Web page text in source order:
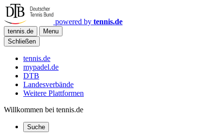
powered by tennis.de
tennis.de
Menu
Schließen
tennis.de
mypadel.de
DTB
Landesverbände
Weitere Plattformen
Willkommen bei tennis.de
Suche